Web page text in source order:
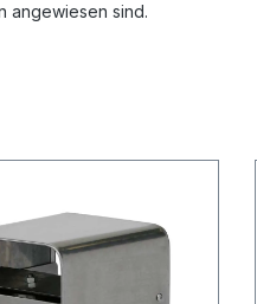
angewiesen sind.